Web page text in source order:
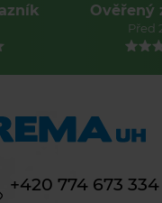
Ověřený
Před
+420 774 673 334